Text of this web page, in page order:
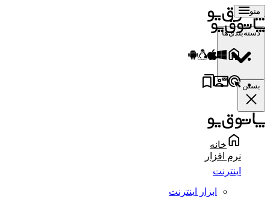
منو
دسته‌بندی‌ها
بستن
خانه
نرم افزار
اینترنت
ابزار اینترنت